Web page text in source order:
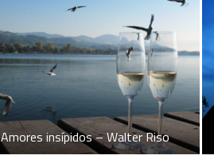
Amores insípidos – Walter Riso